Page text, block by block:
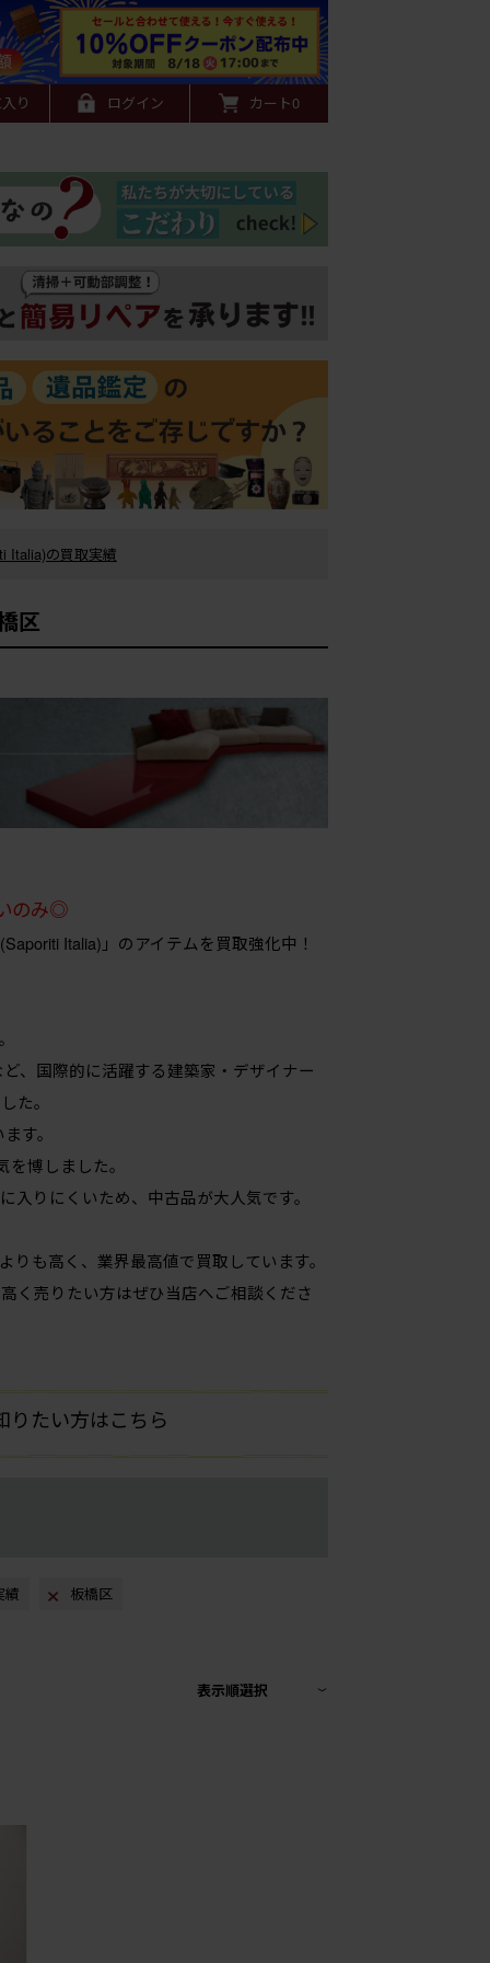
り ログイン カート0
Italia)の買取実績
区
のみ◎
Italia)」のアイテムを買取強化中！
、国際的に活躍する建築家・デザイナー
た。
す。
博しました。
りにくいため、中古品が大人気です。
も高く、業界最高値で買取しています。
く売りたい方はぜひ当店へご相談くださ
りたい方はこちら
績 板橋区
表示順選択